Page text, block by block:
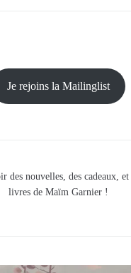
Je rejoins la Mailinglist
des nouvelles, des cadeaux,
livres de Maïm Garnier !